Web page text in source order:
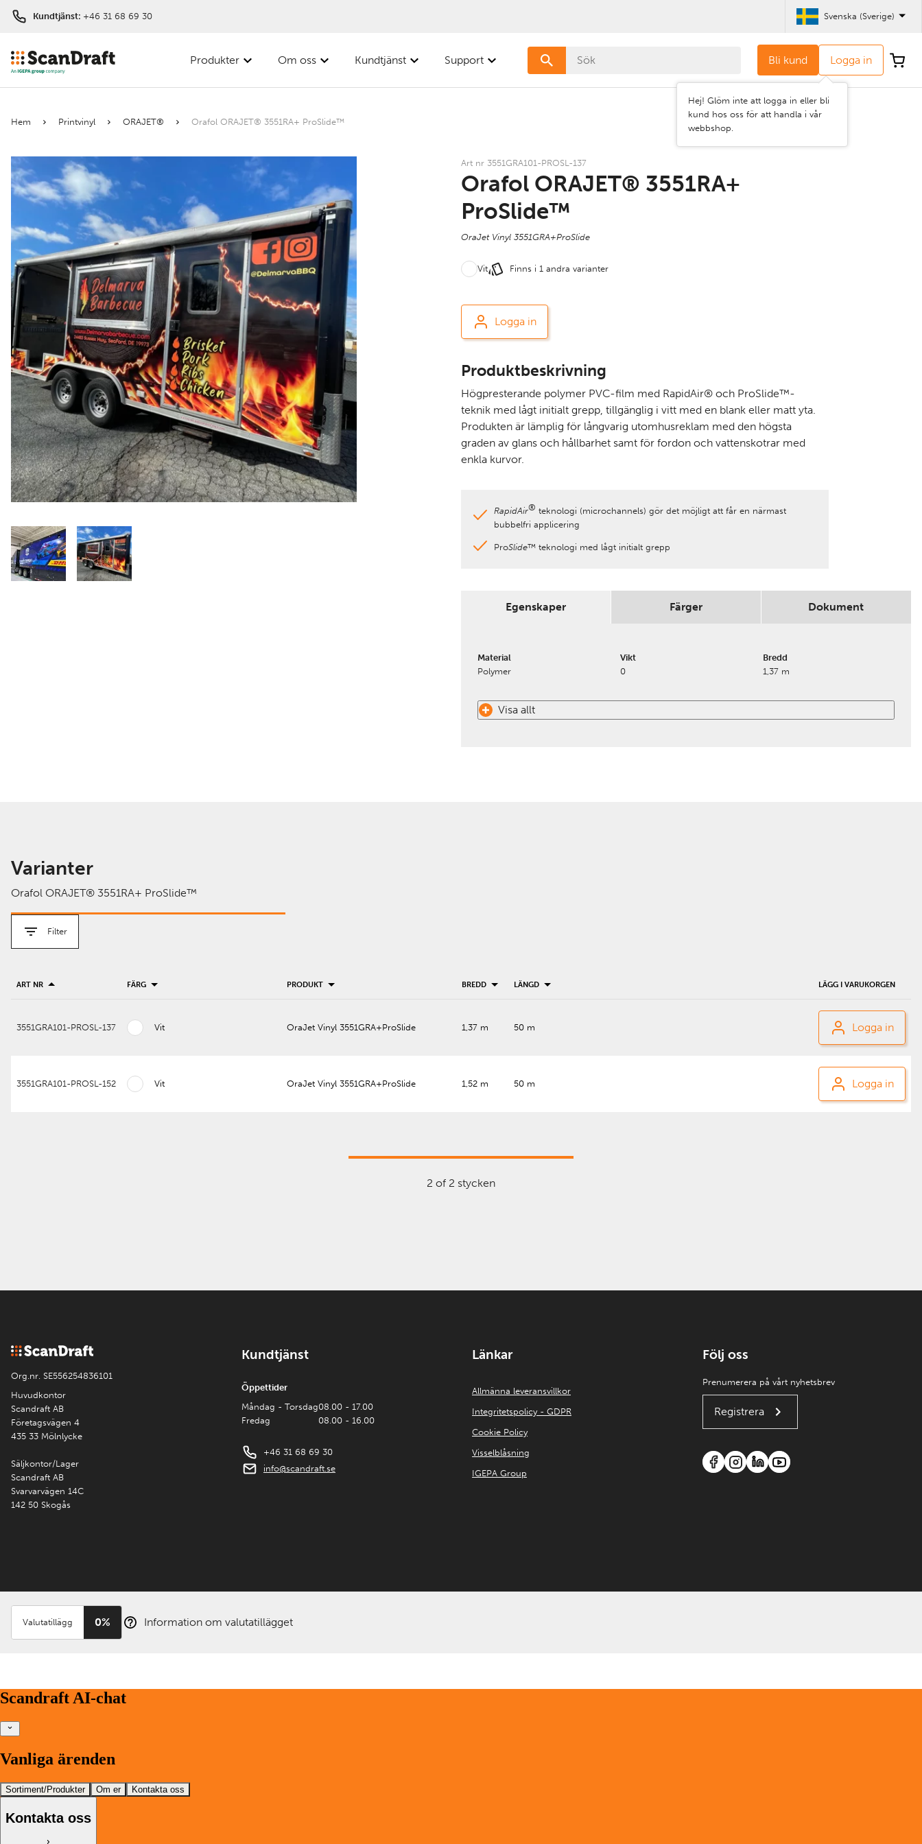
Kundtjänst: +46 31 68 69 30 Svenska (Sverige)
Bli kund Logga in
Hej! Glöm inte att logga in eller bli
kund hos oss för att handla i vår
webbshop.
Produkter Om oss Kundtjänst Support
Hem Printvinyl ORAJET® Orafol ORAJET® 3551RA+ ProSlide™
Art nr 3551GRA101-PROSL-137
Orafol ORAJET® 3551RA+
ProSlide™
OraJet Vinyl 3551GRA+ProSlide
Vit Finns i 1 andra varianter
Logga in
Produktbeskrivning
Högpresterande polymer PVC-film med RapidAir® och ProSlide™-
teknik med lågt initialt grepp, tillgänglig i vitt med en blank eller matt yta.
Produkten är lämplig för långvarig utomhusreklam med den högsta
graden av glans och hållbarhet samt för fordon och vattenskotrar med
enkla kurvor.
RapidAir® teknologi (microchannels) gör det möjligt att får en närmast
bubbelfri applicering
ProSlide™ teknologi med lågt initialt grepp
Egenskaper Färger Dokument
Material
Polymer
Vikt
0
Bredd
1,37 m
Visa allt
Varianter
Orafol ORAJET® 3551RA+ ProSlide™
Filter
Färg
Bredd
Längd
Rensa
filter
ART NR FÄRG PRODUKT BREDD LÄNGD LÄGG I VARUKORGEN
3551GRA101-PROSL-137 Vit OraJet Vinyl 3551GRA+ProSlide 1,37 m 50 m Logga in
3551GRA101-PROSL-152 Vit OraJet Vinyl 3551GRA+ProSlide 1,52 m 50 m Logga in
2 of 2 stycken
Org.nr. SE556254836101
Huvudkontor
Scandraft AB
Företagsvägen 4
435 33 Mölnlycke
Säljkontor/Lager
Scandraft AB
Svarvarvägen 14C
142 50 Skogås
Kundtjänst
Öppettider
Måndag - Torsdag
Fredag
08.00 - 17.00
08.00 - 16.00
+46 31 68 69 30
info@scandraft.se
Länkar
Allmänna leveransvillkor
Integritetspolicy - GDPR
Cookie Policy
Visselblåsning
IGEPA Group
Följ oss
Prenumerera på vårt nyhetsbrev
Registrera
Valutatillägg 0% Information om valutatillägget